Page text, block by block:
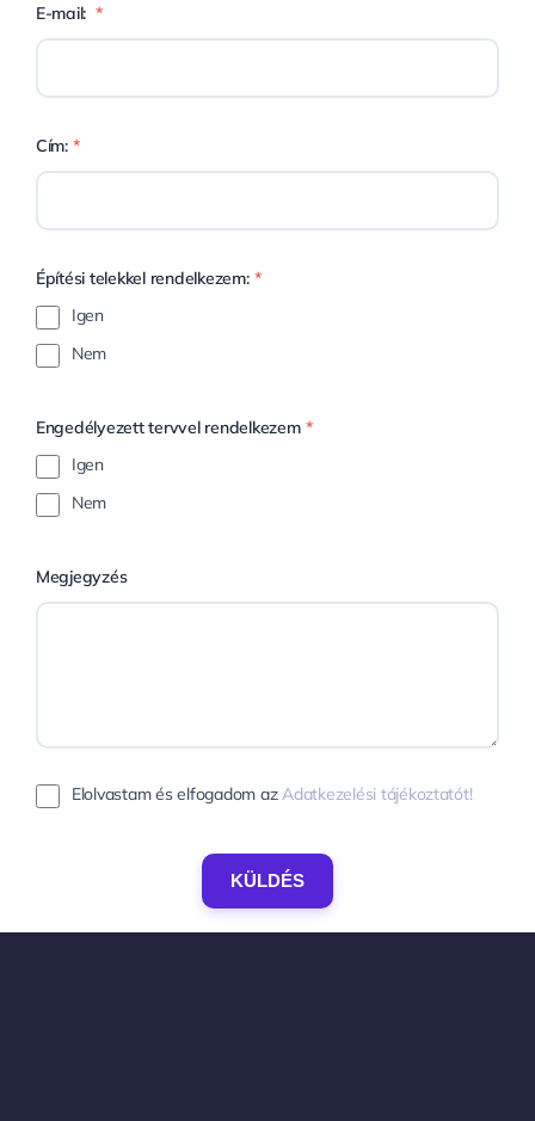
E-mail: *
Cím: *
Építési telekkel rendelkezem: *
Igen
Nem
Engedélyezett tervvel rendelkezem *
Igen
Nem
Megjegyzés
Elolvastam és elfogadom azAdatkezelési tájékoztatót!
KÜLDÉS